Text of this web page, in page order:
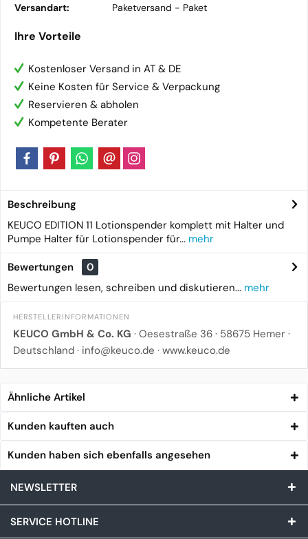
Versandart:
Paketversand - Paket
Ihre Vorteile
Kostenloser Versand in AT & DE
Keine Kosten für Service & Verpackung
Reservieren & abholen
Kompetente Berater
Beschreibung
KEUCO EDITION 11 Lotionspender komplett mit Halter und
Pumpe Halter für Lotionspender für... mehr
Bewertungen
0
Bewertungen lesen, schreiben und diskutieren... mehr
HERSTELLERINFORMATIONEN
KEUCO GmbH & Co. KG · Oesestraße 36 · 58675 Hemer ·
Deutschland · info@keuco.de · www.keuco.de
Ähnliche Artikel
Kunden kauften auch
Kunden haben sich ebenfalls angesehen
NEWSLETTER
SERVICE HOTLINE